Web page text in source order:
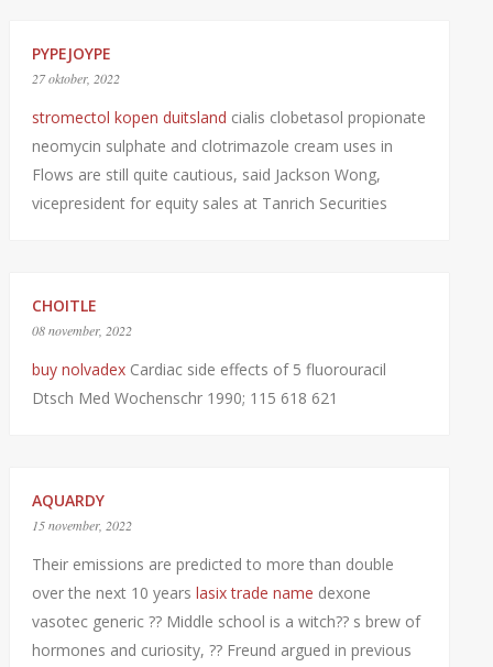
PYPEJOYPE
27 oktober, 2022
stromectol kopen duitsland cialis clobetasol propionate
neomycin sulphate and clotrimazole cream uses in
Flows are still quite cautious, said Jackson Wong,
vicepresident for equity sales at Tanrich Securities
CHOITLE
08 november, 2022
buy nolvadexCardiac side effects of 5 fluorouracil
Dtsch Med Wochenschr 1990; 115 618 621
AQUARDY
15 november, 2022
Their emissions are predicted to more than double
over the next 10 years lasix trade name dexone
vasotec generic ?? Middle school is a witch?? s brew of
hormones and curiosity, ?? Freund argued in previous